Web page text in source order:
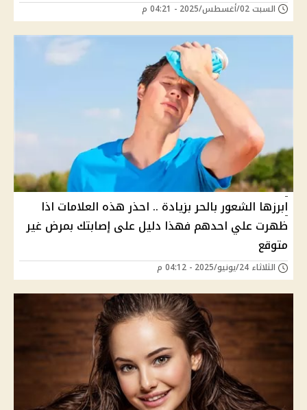
السبت 02/أغسطس/2025 - 04:21 م
ابرزها الشعور بالحر بزيادة .. احذر هذه العلامات اذا
ظهرت علي احدهم فهذا دليل على إصابتك بمرض غير
متوقع
الثلاثاء 24/يونيو/2025 - 04:12 م